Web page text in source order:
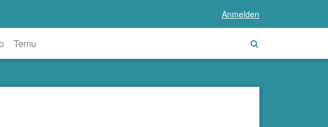
Anmelden
Temu